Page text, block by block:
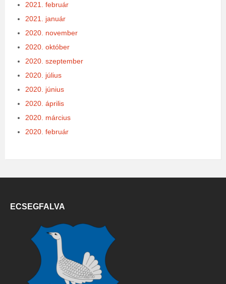
2021. február
2021. január
2020. november
2020. október
2020. szeptember
2020. július
2020. június
2020. április
2020. március
2020. február
ECSEGFALVA